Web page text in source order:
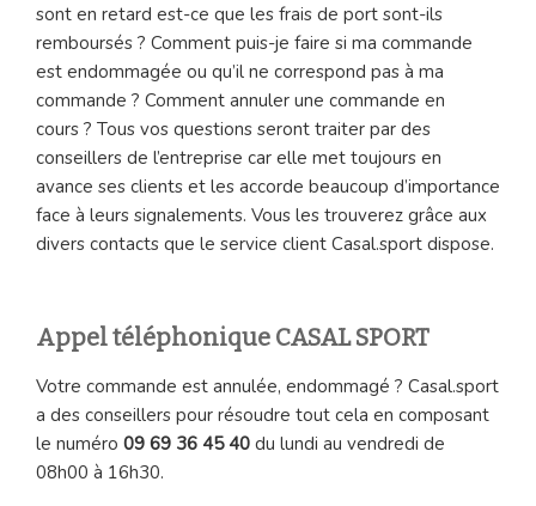
sont en retard est-ce que les frais de port sont-ils
remboursés ? Comment puis-je faire si ma commande
est endommagée ou qu’il ne correspond pas à ma
commande ? Comment annuler une commande en
cours ? Tous vos questions seront traiter par des
conseillers de l’entreprise car elle met toujours en
avance ses clients et les accorde beaucoup d’importance
face à leurs signalements. Vous les trouverez grâce aux
divers contacts que le service client Casal.sport dispose.
Appel téléphonique CASAL SPORT
Votre commande est annulée, endommagé ? Casal.sport
a des conseillers pour résoudre tout cela en composant
le numéro 09 69 36 45 40 du lundi au vendredi de
08h00 à 16h30.